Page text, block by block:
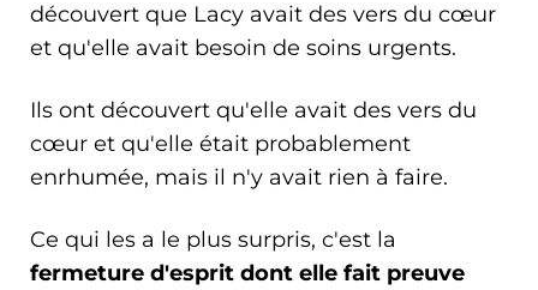
découvert que Lacy avait des vers du cœur
et qu'elle avait besoin de soins urgents.
Ils ont découvert qu'elle avait des vers du
cœur et qu'elle était probablement
enrhumée, mais il n'y avait rien à faire.
Ce qui les a le plus surpris, c'est la
fermeture d'esprit dont elle fait preuve